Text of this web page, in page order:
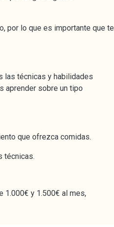
por lo que es importante que te
las técnicas y habilidades
aprender sobre un tipo
que ofrezca comidas.
técnicas.
1.000€ y 1.500€ al mes,